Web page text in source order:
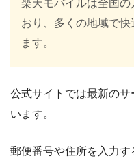
楽天モバイルは全国
おり、多くの地域で
ます。
公式サイトでは最新の
います。
郵便番号や住所を入力